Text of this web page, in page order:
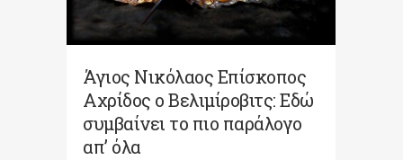
Άγιος Νικόλαος Επίσκοπος
Αχρίδος ο Βελιμίροβιτς: Εδώ
συμβαίνει το πιο παράλογο
απ’ όλα